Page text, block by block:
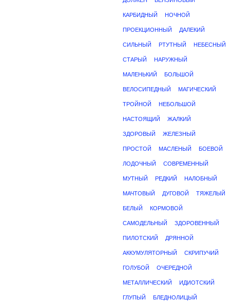
КАРБИДНЫЙ НОЧНОЙ
ПРОЕКЦИОННЫЙ ДАЛЕКИЙ
СИЛЬНЫЙ РТУТНЫЙ НЕБЕСНЫЙ
СТАРЫЙ НАРУЖНЫЙ
МАЛЕНЬКИЙ БОЛЬШОЙ
ВЕЛОСИПЕДНЫЙ МАГИЧЕСКИЙ
ТРОЙНОЙ НЕБОЛЬШОЙ
НАСТОЯЩИЙ ЖАЛКИЙ
ЗДОРОВЫЙ ЖЕЛЕЗНЫЙ
ПРОСТОЙ МАСЛЕНЫЙ БОЕВОЙ
ЛОДОЧНЫЙ СОВРЕМЕННЫЙ
МУТНЫЙ РЕДКИЙ НАЛОБНЫЙ
МАЧТОВЫЙ ДУГОВОЙ ТЯЖЕЛЫЙ
БЕЛЫЙ КОРМОВОЙ
САМОДЕЛЬНЫЙ ЗДОРОВЕННЫЙ
ПИЛОТСКИЙ ДРЯННОЙ
АККУМУЛЯТОРНЫЙ СКРИПУЧИЙ
ГОЛУБОЙ ОЧЕРЕДНОЙ
МЕТАЛЛИЧЕСКИЙ ИДИОТСКИЙ
ГЛУПЫЙ БЛЕДНОЛИЦЫЙ